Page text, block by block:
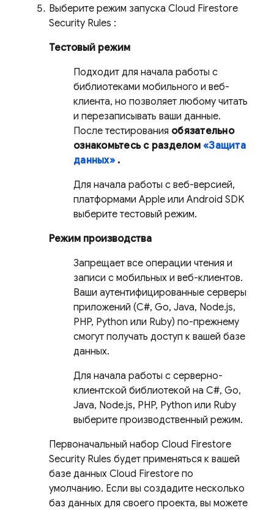
Выберите режим запуска Cloud Firestore
Security Rules :
Тестовый режим
Подходит для начала работы с
библиотеками мобильного и веб-
клиента, но позволяет любому читать
и перезаписывать ваши данные.
После тестирования обязательно
ознакомьтесь с разделом «Защита
данных».
Для начала работы с веб-версией,
платформами Apple или Android SDK
выберите тестовый режим.
Режим производства
Запрещает все операции чтения и
записи с мобильных и веб-клиентов.
Ваши аутентифицированные серверы
приложений (C#, Go, Java, Node.js,
PHP, Python или Ruby) по-прежнему
смогут получать доступ к вашей базе
данных.
Для начала работы с серверно-
клиентской библиотекой на C#, Go,
Java, Node.js, PHP, Python или Ruby
выберите производственный режим.
Первоначальный набор Cloud Firestore
Security Rules будет применяться к вашей
базе данных Cloud Firestore по
умолчанию. Если вы создадите несколько
баз данных для своего проекта, вы можете